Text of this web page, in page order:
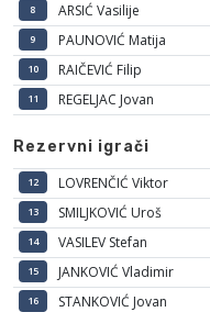
8 ARSIĆ Vasilije
9 PAUNOVIĆ Matija
10 RAIČEVIĆ Filip
11 REGELJAC Jovan
Rezervni igrači
12 LOVRENČIĆ Viktor
13 SMILJKOVIĆ Uroš
14 VASILEV Stefan
15 JANKOVIĆ Vladimir
16 STANKOVIĆ Jovan